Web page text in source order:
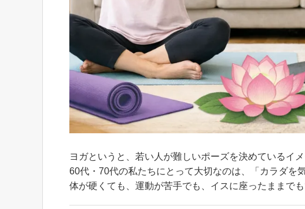
ヨガというと、若い人が難しいポーズを決めているイ
60代・70代の私たちにとって大切なのは、「カラダを
体が硬くても、運動が苦手でも、イスに座ったままで